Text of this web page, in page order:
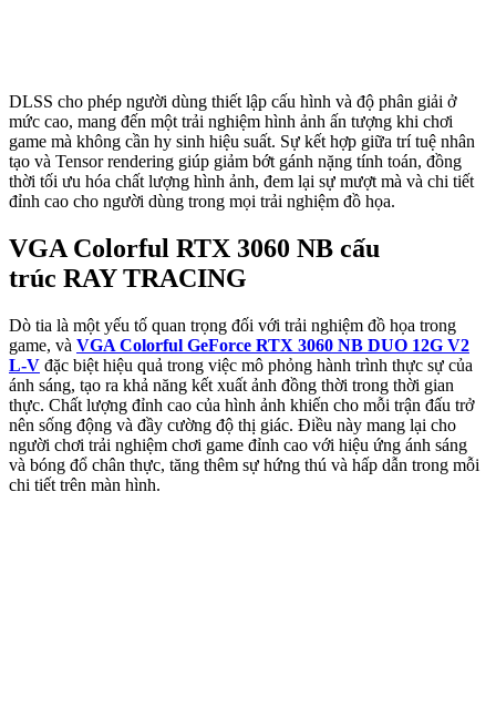
DLSS cho phép người dùng thiết lập cấu hình và độ phân giải ở
mức cao, mang đến một trải nghiệm hình ảnh ấn tượng khi chơi
game mà không cần hy sinh hiệu suất. Sự kết hợp giữa trí tuệ nhân
tạo và Tensor rendering giúp giảm bớt gánh nặng tính toán, đồng
thời tối ưu hóa chất lượng hình ảnh, đem lại sự mượt mà và chi tiết
đỉnh cao cho người dùng trong mọi trải nghiệm đồ họa.
VGA Colorful RTX 3060 NB cấu
trúc RAY TRACING
Dò tia là một yếu tố quan trọng đối với trải nghiệm đồ họa trong
game, và VGA Colorful GeForce RTX 3060 NB DUO 12G V2
L-V đặc biệt hiệu quả trong việc mô phỏng hành trình thực sự của
ánh sáng, tạo ra khả năng kết xuất ảnh đồng thời trong thời gian
thực. Chất lượng đỉnh cao của hình ảnh khiến cho mỗi trận đấu trở
nên sống động và đầy cường độ thị giác. Điều này mang lại cho
người chơi trải nghiệm chơi game đỉnh cao với hiệu ứng ánh sáng
và bóng đổ chân thực, tăng thêm sự hứng thú và hấp dẫn trong mỗi
chi tiết trên màn hình.